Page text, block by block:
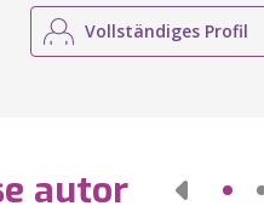
Vollständiges Profil
autor